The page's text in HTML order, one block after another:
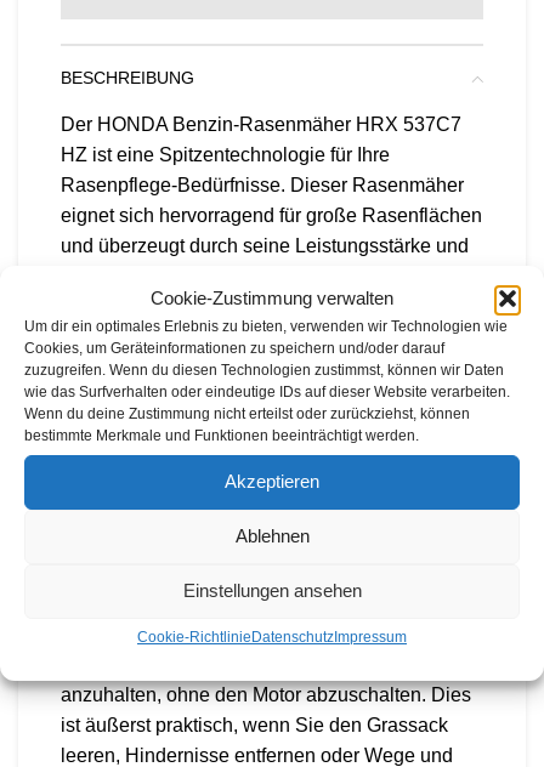
Cookie-Zustimmung verwalten
Um dir ein optimales Erlebnis zu bieten, verwenden wir Technologien wie
Cookies, um Geräteinformationen zu speichern und/oder darauf
zuzugreifen. Wenn du diesen Technologien zustimmst, können wir Daten
wie das Surfverhalten oder eindeutige IDs auf dieser Website verarbeiten.
Wenn du deine Zustimmung nicht erteilst oder zurückziehst, können
bestimmte Merkmale und Funktionen beeinträchtigt werden.
Akzeptieren
Ablehnen
Einstellungen ansehen
Cookie-RichtlinieDatenschutzImpressum
BESCHREIBUNG
Der HONDA Benzin-Rasenmäher HRX 537C7
HZ ist eine Spitzentechnologie für Ihre
Rasenpflege-Bedürfnisse. Dieser Rasenmäher
eignet sich hervorragend für große Rasenflächen
und überzeugt durch seine Leistungsstärke und
den Vorder- und Hinterrädern lässt er sich
äußerst präzise steuern und bietet eine präzise
Rasenpflege, selbst auf großen Flächen. Mit
einem Rasenmäher aus der HRX-Serie von
HONDA treffen Sie eine Entscheidung für über
40 Jahre kontinuierliche Entwicklung und
Innovation. Diese Rasenmäher setzen Standards
Benutzerfreundlichkeit. Bei jeder Verwendung
erzielen Sie perfekte Ergebnisse – jedes Mal.
Das innovative Roto-Stop®-System ermöglicht
anzuhalten, ohne den Motor abzuschalten. Dies
ist äußerst praktisch, wenn Sie den Grassack
leeren, Hindernisse entfernen oder Wege und